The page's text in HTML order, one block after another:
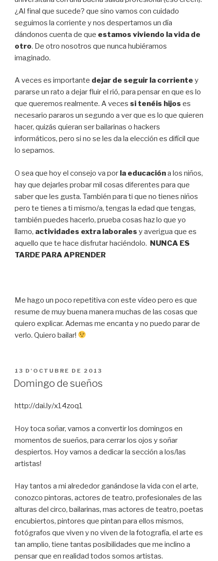
¿Al final que sucede? que sino vamos con cuidado
seguimos la corriente y nos despertamos un día
dándonos cuenta de que estamos viviendo la vida de
otro. De otro nosotros que nunca hubiéramos
imaginado.
A veces es importante dejar de seguir la corriente y
pararse un rato a dejar fluir el rió, para pensar en que es lo
que queremos realmente. A veces si tenéis hijos es
necesario pararos un segundo a ver que es lo que quieren
hacer, quizás quieran ser bailarinas o hackers
informáticos, pero si no se les da la elección es difícil que
lo sepamos.
O sea que hoy el consejo va por la educacióna los niños,
hay que dejarles probar mil cosas diferentes para que
saber que les gusta. También para ti que no tienes niños
pero te tienes a ti mismo/a, tengas la edad que tengas,
también puedes hacerlo, prueba cosas haz lo que yo
llamo, actividades extra laborales y averigua que es
aquello que te hace disfrutar haciéndolo. NUNCA ES
TARDE PARA APRENDER
Me hago un poco repetitiva con este vídeo pero es que
resume de muy buena manera muchas de las cosas que
quiero explicar. Ademas me encanta y no puedo parar de
verlo. Quiero bailar!
PUBLICAT
A
13 D'OCTUBRE DE 2013
Domingo de sueños
http://dai.ly/x14zoq1
Hoy toca soñar, vamos a convertir los domingos en
momentos de sueños, para cerrar los ojos y soñar
despiertos. Hoy vamos a dedicar la sección a los/las
artistas!
Hay tantos a mi alrededor ganándose la vida con el arte,
conozco pintoras, actores de teatro, profesionales de las
alturas del circo, bailarinas, mas actores de teatro, poetas
encubiertos, pintores que pintan para ellos mismos,
fotógrafos que viven y no viven de la fotografía, el arte es
tan amplio, tiene tantas posibilidades que me inclino a
pensar que en realidad todos somos artistas.